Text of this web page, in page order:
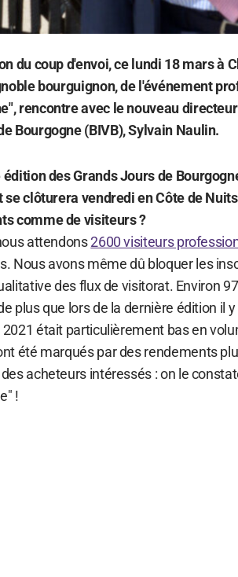
du coup d'envoi, ce lundi 18 mars à
bourguignon, de l'événement
rencontre avec le nouveau
Bourgogne (BIVB), Sylvain Naulin.
des Grands Jours de
se clôturera vendredi en Côte de
comme de visiteurs ?
attendons2600 visiteurs
Nous avons même dû bloquer les
des flux de visitorat. Environ
plus que lors de la dernière édition il
était particulièrement bas en
été marqués par des rendements
acheteurs intéressés : on le
!